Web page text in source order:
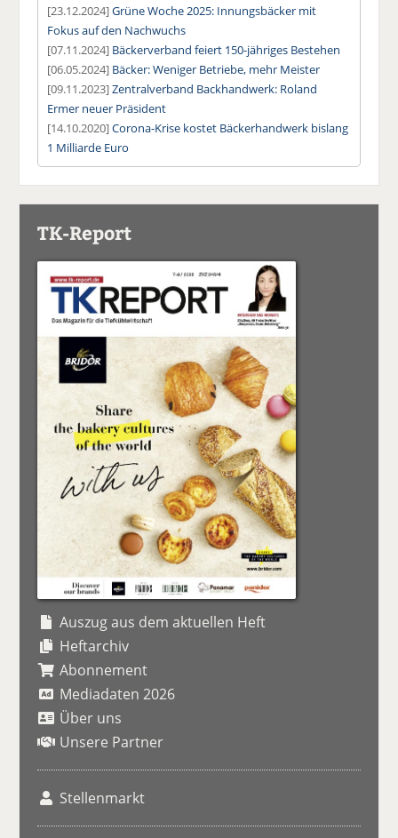
[23.12.2024]Grüne Woche 2025: Innungsbäcker mit
Fokus auf den Nachwuchs
[07.11.2024] Bäckerverband feiert 150-jähriges Bestehen
[06.05.2024] Bäcker: Weniger Betriebe, mehr Meister
[09.11.2023]Zentralverband Backhandwerk: Roland
Ermer neuer Präsident
[14.10.2020]Corona-Krise kostet Bäckerhandwerk bislang
1 Milliarde Euro
TK-Report
Auszug aus dem aktuellen Heft
Heftarchiv
Abonnement
Mediadaten 2026
Über uns
Unsere Partner
Stellenmarkt